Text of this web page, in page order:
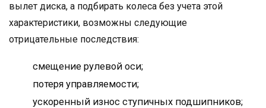
вылет диска, а подбирать колеса без учета этой
характеристики, возможны следующие
отрицательные последствия:
смещение рулевой оси;
потеря управляемости;
ускоренный износ ступичных подшипников;